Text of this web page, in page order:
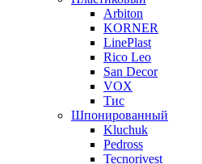
Arbiton
KORNER
LinePlast
Rico Leo
San Decor
VOX
Тис
Шпонированный
Kluchuk
Pedross
Tecnorivest